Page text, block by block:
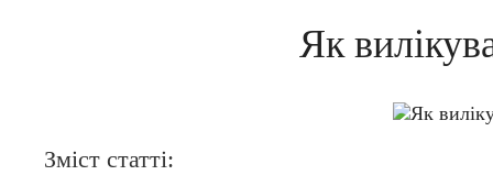
Як
Зміст статті: